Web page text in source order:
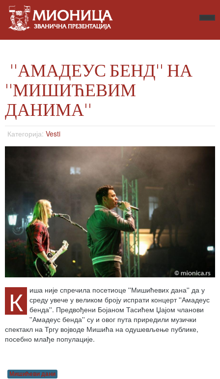
''АМАДЕУС БЕНД'' НА
''МИШИЋЕВИМ
ДАНИМА''
Категорија: Vesti
К
иша није спречила посетиоце ''Мишићевих дана'' да у
среду увече у великом броју испрати концерт ''Амадеус
бенда''. Предвођени Бојаном Тасићем Џајом чланови
''Амадеус бенда'' су и овог пута приредили музички
спектакл на Тргу војводе Мишића на одушевљење публике,
посебно млађе популације.
Мишићеви дани